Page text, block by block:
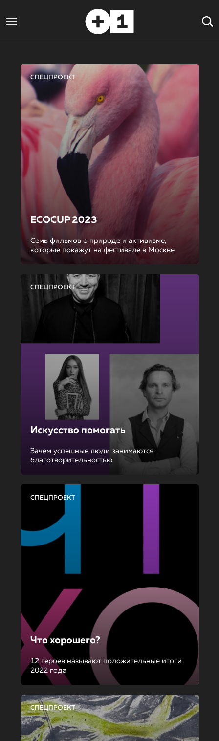
СПЕЦПРОЕКТ
ECOCUP 2023
Семь фильмов о природе и активизме,
которые покажут на фестивале в Москве
СПЕЦПРОЕКТ
Искусство помогать
Зачем успешные люди занимаются
благотворительностью
СПЕЦПРОЕКТ
Что хорошего?
12 героев называют положительные итоги
2022 года
СПЕЦПРОЕКТ